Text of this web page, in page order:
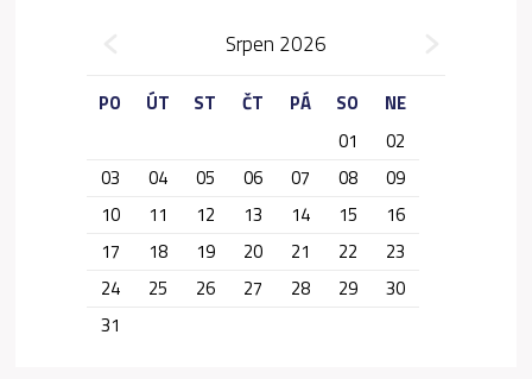
Srpen 2026
PO ÚT ST ČT PÁ SO
NE
01
02
03
04 05 06 07 08
09
10
11 12 13 14 15
16
17
18 19 20 21 22
23
24
25 26 27 28 29
30
31